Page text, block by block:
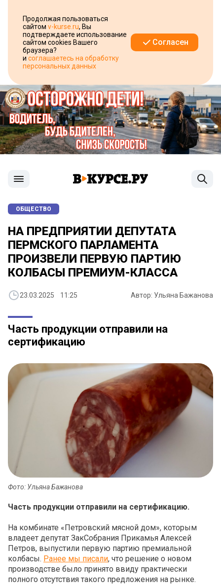
Продолжая пользоваться
сайтом v-kurse.ru, Вы
подтверждаете использование
сайтом cookies Вашего
браузера?
и соглашаетесь на обработку
персональных данных
Согласен
ОБЩЕСТВО
НА ПРЕДПРИЯТИИ ДЕПУТАТА
ПЕРМСКОГО ПАРЛАМЕНТА
ПРОИЗВЕЛИ ПЕРВУЮ ПАРТИЮ
КОЛБАСЫ ПРЕМИУМ-КЛАССА
23.03.2025 11:25 Автор: Ульяна Бажанова
Часть продукции отправили на
сертификацию
Фото: Ульяна Бажанова
Часть продукции отправили на сертификацию.
На комбинате «Петровский мясной дом», которым
владеет депутат ЗакСобрания Прикамья Алексей
Петров, выпустили первую партию премиальной
колбасы. Ранее мы писали, что решение о новом
производстве было принято ввиду практически
полного отсутствия такого предложения на рынке.